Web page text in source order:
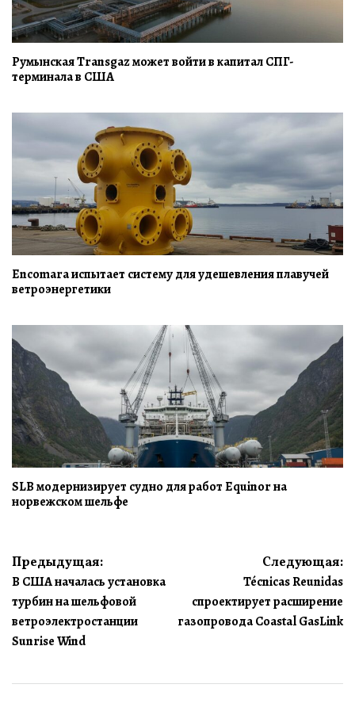
Румынская Transgaz может войти в капитал СПГ-
терминала в США
Encomara испытает систему для удешевления плавучей
ветроэнергетики
SLB модернизирует судно для работ Equinor на
норвежском шельфе
Навигация
по
записям
Предыдущая:
В США началась установка
турбин на шельфовой
ветроэлектростанции
Sunrise Wind
Следующая:
Técnicas Reunidas
спроектирует расширение
газопровода Coastal GasLink